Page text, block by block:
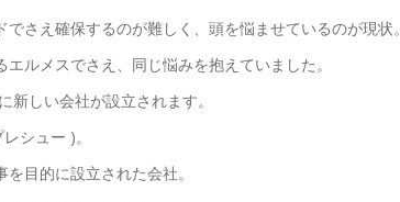
さえ確保するのが難しく、頭を悩ませているのが現状。
ルメスでさえ、同じ悩みを抱えていました。
しい会社が設立されます。
シュー )。
目的に設立された会社。